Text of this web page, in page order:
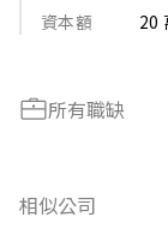
資本額
20
所有職缺
相似公司